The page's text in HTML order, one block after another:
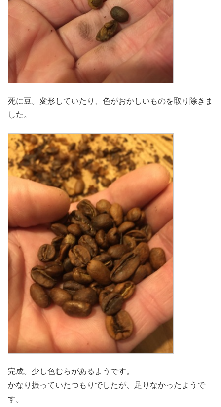
死に豆。変形していたり、色がおかしいものを取り除きま
した。
完成。少し色むらがあるようです。
かなり振っていたつもりでしたが、足りなかったようで
す。